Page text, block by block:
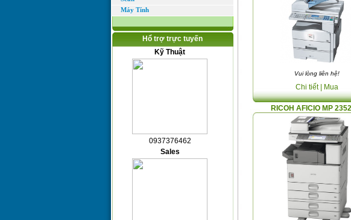
Máy Tính
Hổ trợ trực tuyến
Kỹ Thuật
0937376462
Sales
Vui lòng liên hệ!
Chi tiết | Mua
RICOH AFICIO MP